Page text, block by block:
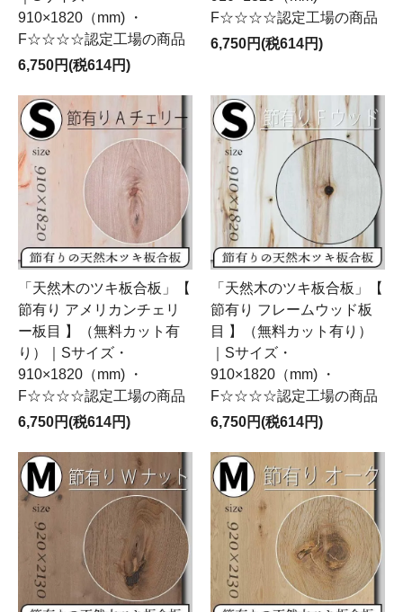
910×1820（mm) ・
F☆☆☆☆認定工場の商品
6,750円(税614円)
F☆☆☆☆認定工場の商品
6,750円(税614円)
「天然木のツキ板合板」【
節有り アメリカンチェリ
ー板目 】（無料カット有
り）｜Sサイズ・
910×1820（mm) ・
F☆☆☆☆認定工場の商品
6,750円(税614円)
「天然木のツキ板合板」【
節有り フレームウッド板
目 】（無料カット有り）
｜Sサイズ・
910×1820（mm) ・
F☆☆☆☆認定工場の商品
6,750円(税614円)